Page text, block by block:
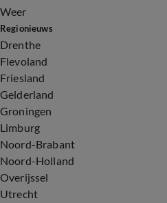
Weer
Regionieuws
Drenthe
Flevoland
Friesland
Gelderland
Groningen
Limburg
Noord-Brabant
Noord-Holland
Overijssel
Utrecht